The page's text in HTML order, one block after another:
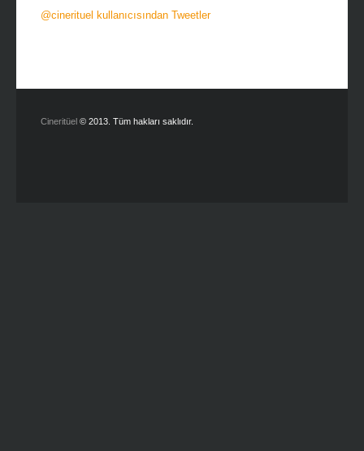
@cinerituel kullanıcısından Tweetler
Cineritüel © 2013. Tüm hakları saklıdır.